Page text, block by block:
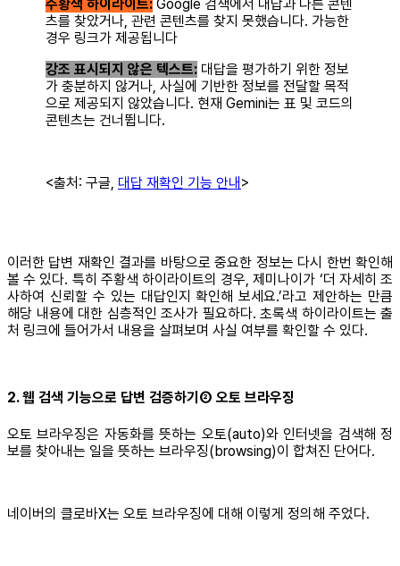
주황색 하이라이트: Google 검색에서 대답과 다른 콘텐
츠를 찾았거나, 관련 콘텐츠를 찾지 못했습니다. 가능한
경우 링크가 제공됩니다
강조 표시되지 않은 텍스트: 대답을 평가하기 위한 정보
가 충분하지 않거나, 사실에 기반한 정보를 전달할 목적
으로 제공되지 않았습니다. 현재 Gemini는 표 및 코드의
콘텐츠는 건너뜁니다.
<출처: 구글, 대답 재확인 기능 안내>
이러한 답변 재확인 결과를 바탕으로 중요한 정보는 다시 한번 확인해
볼 수 있다. 특히 주황색 하이라이트의 경우, 제미나이가 ‘더 자세히 조
사하여 신뢰할 수 있는 대답인지 확인해 보세요.’라고 제안하는 만큼
해당 내용에 대한 심층적인 조사가 필요하다. 초록색 하이라이트는 출
처 링크에 들어가서 내용을 살펴보며 사실 여부를 확인할 수 있다.
2. 웹 검색 기능으로 답변 검증하기② 오토 브라우징
오토 브라우징은 자동화를 뜻하는 오토(auto)와 인터넷을 검색해 정
보를 찾아내는 일을 뜻하는 브라우징(browsing)이 합쳐진 단어다.
네이버의 클로바X는 오토 브라우징에 대해 이렇게 정의해 주었다.